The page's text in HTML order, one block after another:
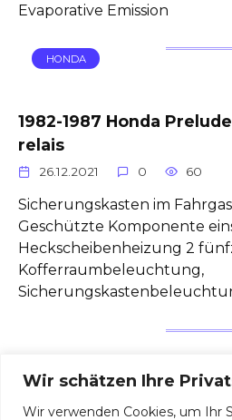
Wir schätzen Ihre
Wir verwenden Cookies, um Ihr
Evaporative Emission
HONDA
1982-1987 Honda
relais
26.12.2021 0 60
Sicherungskasten im
Geschützte Komponente
Heckscheibenheizung 2
Kofferraumbeleuchtung,
pagination